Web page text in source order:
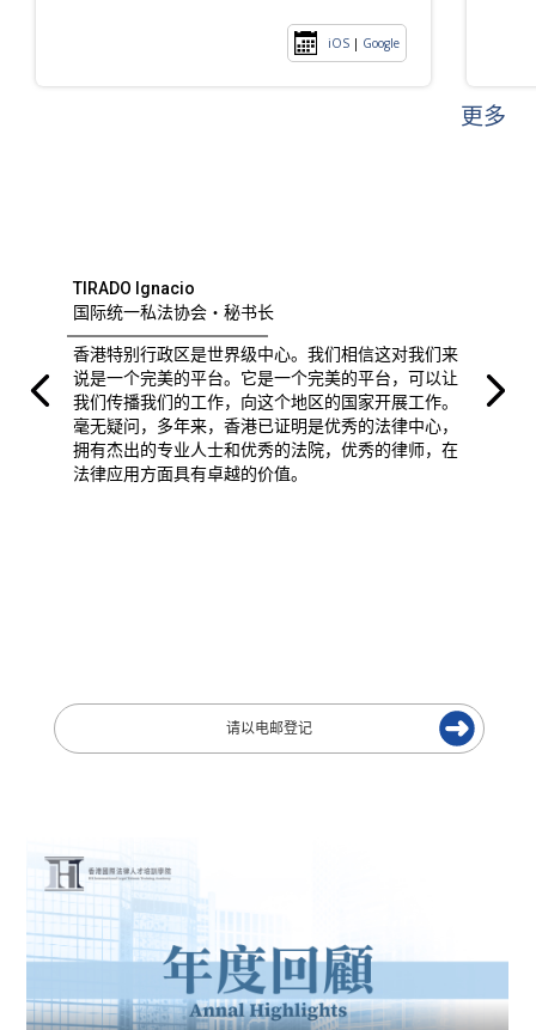
iOS | Google
更多
TIRADO Ignacio
国际统一私法协会・秘书长
香港特别行政区是世界级中心。我们相信这对我们来
说是一个完美的平台。它是一个完美的平台，可以让
我们传播我们的工作，向这个地区的国家开展工作。
毫无疑问，多年来，香港已证明是优秀的法律中心，
拥有杰出的专业人士和优秀的法院，优秀的律师，在
法律应用方面具有卓越的价值。